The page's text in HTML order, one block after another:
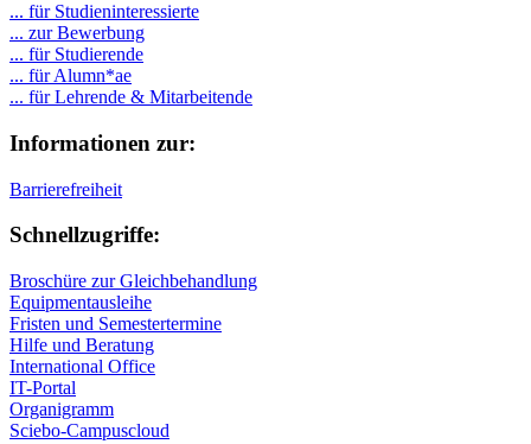
... für Studieninteressierte
... zur Bewerbung
... für Studierende
... für Alumn*ae
... für Lehrende & Mitarbeitende
Informationen zur:
Barrierefreiheit
Schnellzugriffe:
Broschüre zur Gleichbehandlung
Equipmentausleihe
Fristen und Semestertermine
Hilfe und Beratung
International Office
IT-Portal
Organigramm
Sciebo-Campuscloud